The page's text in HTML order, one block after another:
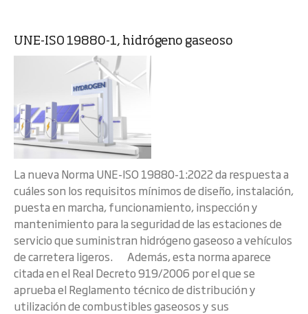
UNE-ISO 19880-1, hidrógeno gaseoso
La nueva Norma UNE-ISO 19880-1:2022 da respuesta a
cuáles son los requisitos mínimos de diseño, instalación,
puesta en marcha, funcionamiento, inspección y
mantenimiento para la seguridad de las estaciones de
servicio que suministran hidrógeno gaseoso a vehículos
de carretera ligeros. Además, esta norma aparece
citada en el Real Decreto 919/2006 por el que se
aprueba el Reglamento técnico de distribución y
utilización de combustibles gaseosos y sus